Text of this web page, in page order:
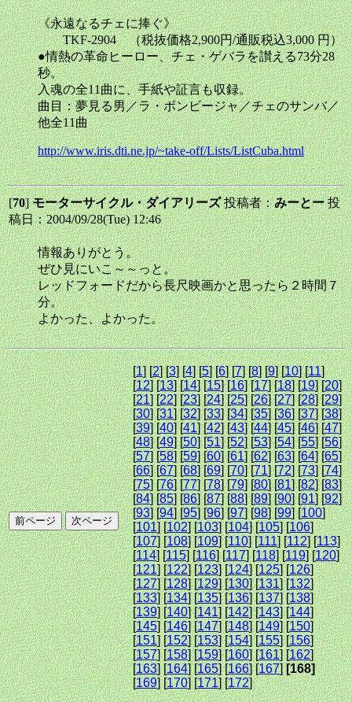
《永遠なるチェに捧ぐ》
TKF-2904 （税抜価格2,900円/通販税込3,000 円）
●情熱の革命ヒーロー、チェ・ゲバラを讃える73分28
秒。
入魂の全11曲に、手紙や証言も収録。
曲目：夢見る男／ラ・ボンビージャ／チェのサンバ／
他全11曲
http://www.iris.dti.ne.jp/~take-off/Lists/ListCuba.html
[70]モーターサイクル・ダイアリーズ投稿者：みーとー投
稿日：2004/09/28(Tue) 12:46
情報ありがとう。
ぜひ見にいこ～～っと。
レッドフォードだから長尺映画かと思ったら２時間７
分。
よかった、よかった。
[1] [2] [3] [4] [5] [6] [7] [8] [9] [10] [11]
[12] [13] [14] [15] [16] [17] [18] [19] [20]
[21] [22] [23] [24] [25] [26] [27] [28] [29]
[30] [31] [32] [33] [34] [35] [36] [37] [38]
[39] [40] [41] [42] [43] [44] [45] [46] [47]
[48] [49] [50] [51] [52] [53] [54] [55] [56]
[57] [58] [59] [60] [61] [62] [63] [64] [65]
[66] [67] [68] [69] [70] [71] [72] [73] [74]
[75] [76] [77] [78] [79] [80] [81] [82] [83]
[84] [85] [86] [87] [88] [89] [90] [91] [92]
[93] [94] [95] [96] [97] [98] [99] [100]
[101] [102] [103] [104] [105] [106]
[107] [108] [109] [110] [111] [112] [113]
[114] [115] [116] [117] [118] [119] [120]
[121] [122] [123] [124] [125] [126]
[127] [128] [129] [130] [131] [132]
[133] [134] [135] [136] [137] [138]
[139] [140] [141] [142] [143] [144]
[145] [146] [147] [148] [149] [150]
[151] [152] [153] [154] [155] [156]
[157] [158] [159] [160] [161] [162]
[163] [164] [165] [166] [167][168]
[169] [170] [171] [172]